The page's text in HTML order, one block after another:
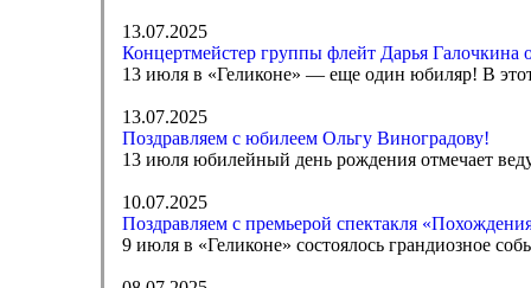
13.07.2025
Концертмейстер группы флейт Дарья Галочкина
13 июля в «Геликоне» — еще один юбиляр! В
13.07.2025
Поздравляем с юбилеем Ольгу Виноградову!
13 июля юбилейный день рождения отмечает
10.07.2025
Поздравляем с премьерой спектакля
9 июля в «Геликоне» состоялось грандиозное